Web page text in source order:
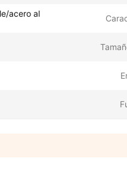
acero al